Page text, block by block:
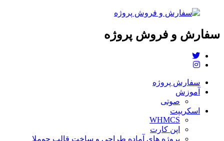
سفارش و فروش پروژه
سفارش پروژه
آموزش
صوتی
اسکریپت
WHMCS
اپن کارت
پروژه های آماده طراحی و ساخت قالب جوملا